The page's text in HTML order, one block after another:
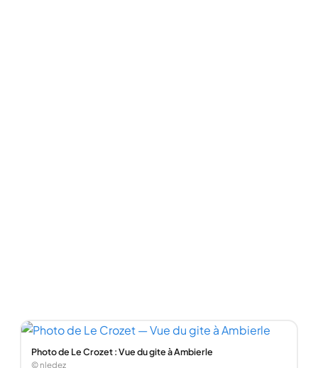
Photo de Le Crozet : Vue du gite à Ambierle
© nledez